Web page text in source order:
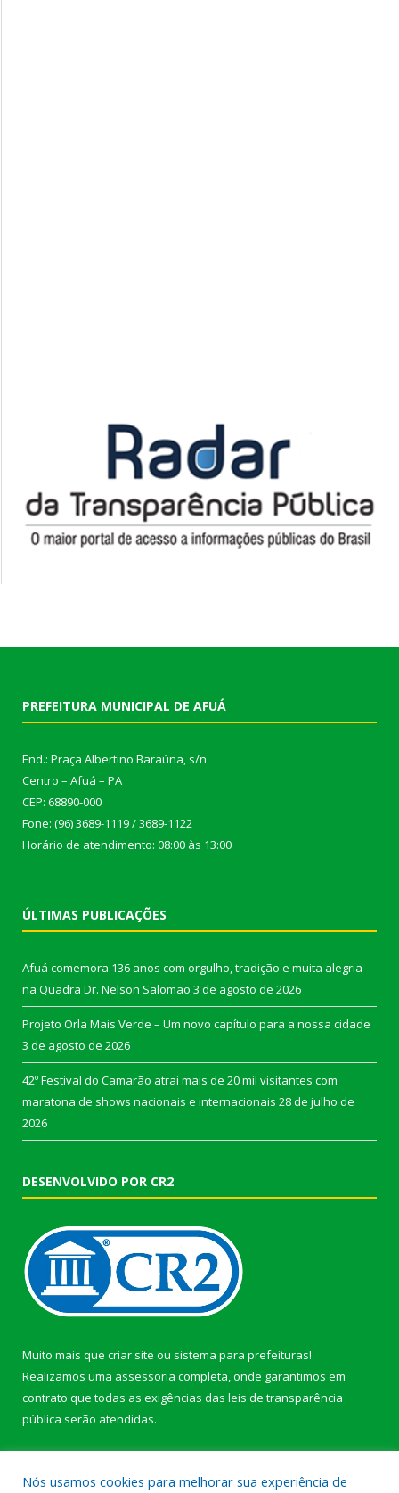
PREFEITURA MUNICIPAL DE AFUÁ
End.: Praça Albertino Baraúna, s/n
Centro – Afuá – PA
CEP: 68890-000
Fone: (96) 3689-1119 / 3689-1122
Horário de atendimento: 08:00 às 13:00
ÚLTIMAS PUBLICAÇÕES
Afuá comemora 136 anos com orgulho, tradição e muita alegria
na Quadra Dr. Nelson Salomão 3 de agosto de 2026
Projeto Orla Mais Verde – Um novo capítulo para a nossa cidade
3 de agosto de 2026
42º Festival do Camarão atrai mais de 20 mil visitantes com
maratona de shows nacionais e internacionais 28 de julho de
2026
DESENVOLVIDO POR CR2
Muito mais que criar site ou sistema para prefeituras!
Realizamos uma assessoria completa, onde garantimos em
contrato que todas as exigências das leis de transparência
pública serão atendidas.
Nós usamos cookies para melhorar sua experiência de